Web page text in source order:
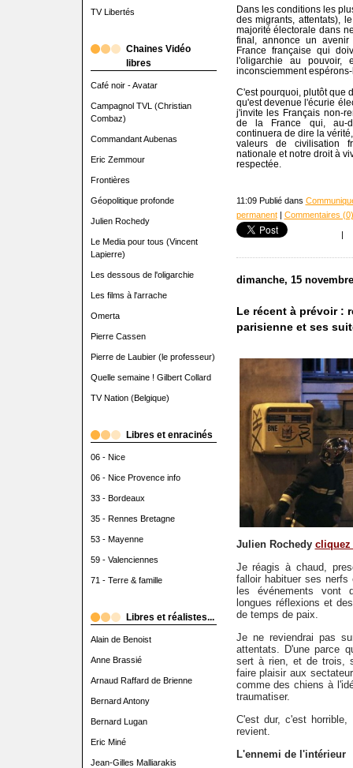
TV Libertés
Chaines Vidéo
libres
Café noir - Avatar
Campagnol TVL (Christian
Combaz)
Commandant Aubenas
Eric Zemmour
Frontières
Géopolitique profonde
Julien Rochedy
Le Media pour tous (Vincent
Lapierre)
Les dessous de l'oligarchie
Les films à l'arrache
Omerta
Pierre Cassen
Pierre de Laubier (le professeur)
Quelle semaine ! Gilbert Collard
TV Nation (Belgique)
Libres et enracinés
06 - Nice
06 - Nice Provence info
33 - Bordeaux
35 - Rennes Bretagne
53 - Mayenne
59 - Valenciennes
71 - Terre & famille
Libres et réalistes...
Alain de Benoist
Anne Brassié
Arnaud Raffard de Brienne
Bernard Antony
Bernard Lugan
Eric Miné
Jean-Gilles Malliarakis
Dans les conditions les
des migrants, attentats),
majorité électorale dans
final, annonce un
France française qui
l'oligarchie au pouvoir,
inconsciemment
C'est pourquoi, plutôt que
qu'est devenue l'écurie
j'invite les Français non-
de la France qui, au-
continuera de dire la
valeurs de civilisation
nationale et notre droit à
respectée.
11:09 Publié dans
permanent| Commentaires (0)
|
dimanche, 15
Le récent à prévoir :
parisienne et ses
Julien Rochedy
Je réagis à chaud,
falloir habituer ses
les événements vont
longues réflexions et
de temps de paix.
Je ne reviendrai pas
attentats. D'une parce
sert à rien, et de trois,
faire plaisir aux
comme des chiens à
traumatiser.
C'est dur, c'est
revient.
L'ennemi de l'intérieur